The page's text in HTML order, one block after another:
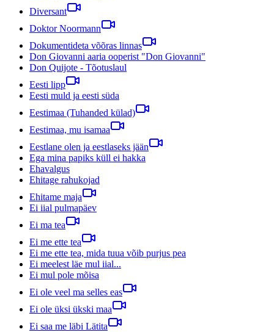
Diversant
Doktor Noormann
Dokumentideta võõras linnas
Don Giovanni aaria ooperist "Don Giovanni"
Don Quijote - Tõotuslaul
Eesti lipp
Eesti muld ja eesti süda
Eestimaa (Tuhanded külad)
Eestimaa, mu isamaa
Eestlane olen ja eestlaseks jään
Ega mina papiks küll ei hakka
Ehavalgus
Ehitage rahukojad
Ehitame maja
Ei iial pulmapäev
Ei ma tea
Ei me ette tea
Ei me ette tea, mida tuua võib purjus pea
Ei meelest läe mul iial...
Ei mul pole mõisa
Ei ole veel ma selles eas
Ei ole üksi ükski maa
Ei saa me läbi Lätita